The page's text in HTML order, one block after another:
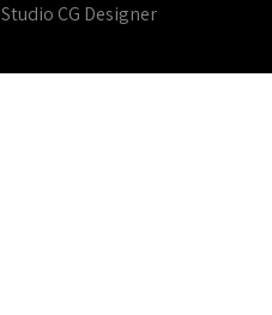
Studio CG Designer